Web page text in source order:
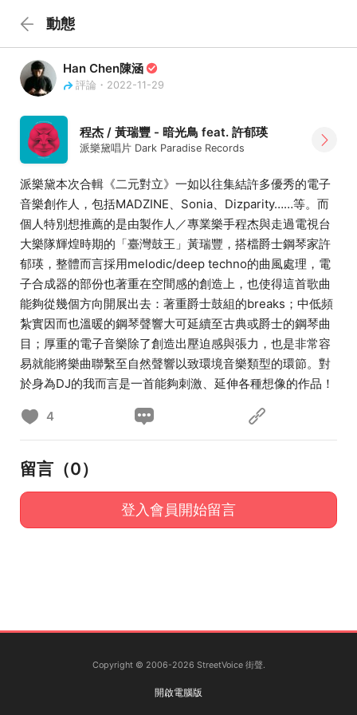
動態
Han Chen陳涵
評論・2022-11-29
程杰 / 黃瑞豐 - 暗光鳥 feat. 許郁瑛
派樂黛唱片 Dark Paradise Records
派樂黛本次合輯《二元對立》一如以往集結許多優秀的電子
音樂創作人，包括MADZINE、Sonia、Dizparity……等。而
個人特別想推薦的是由製作人／專業樂手程杰與走過電視台
大樂隊輝煌時期的「臺灣鼓王」黃瑞豐，搭檔爵士鋼琴家許
郁瑛，整體而言採用melodic/deep techno的曲風處理，電
子合成器的部份也著重在空間感的創造上，也使得這首歌曲
能夠從幾個方向開展出去：著重爵士鼓組的breaks；中低頻
紮實因而也溫暖的鋼琴聲響大可延續至古典或爵士的鋼琴曲
目；厚重的電子音樂除了創造出壓迫感與張力，也是非常容
易就能將樂曲聯繫至自然聲響以致環境音樂類型的環節。對
於身為DJ的我而言是一首能夠刺激、延伸各種想像的作品！
4
留言（0）
登入會員開始留言
Copyright © 2006-2026 StreetVoice 街聲.
開啟電腦版